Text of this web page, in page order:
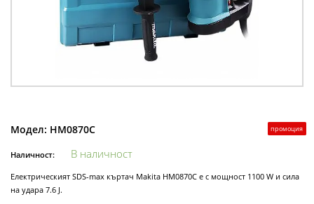
промоция
Модел: HM0870C
Наличност: В наличност
Електрическият SDS-max къртач Makita HM0870C е с мощност 1100 W и сила
на удара 7.6 J.